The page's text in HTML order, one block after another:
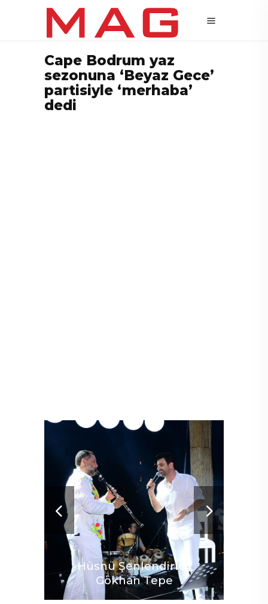
Cape Bodrum yaz
sezonuna ‘Beyaz Gece’
partisiyle ‘merhaba’
dedi
Hüsnü Şenlendirici,
Gökhan Tepe